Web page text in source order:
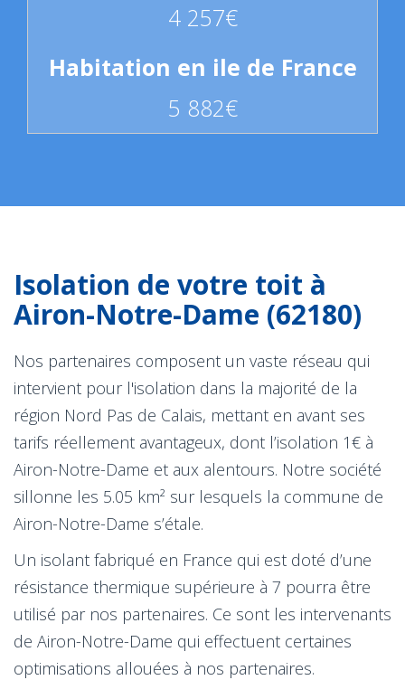
4 257€
5 882€
Isolation de votre toit à
Airon-Notre-Dame (62180)
Nos partenaires composent un vaste réseau qui
intervient pour l'isolation dans la majorité de la
région Nord Pas de Calais, mettant en avant ses
tarifs réellement avantageux, dont l’isolation 1€ à
Airon-Notre-Dame et aux alentours. Notre société
sillonne les 5.05 km² sur lesquels la commune de
Airon-Notre-Dame s’étale.
Un isolant fabriqué en France qui est doté d’une
résistance thermique supérieure à 7 pourra être
utilisé par nos partenaires. Ce sont les intervenants
de Airon-Notre-Dame qui effectuent certaines
optimisations allouées à nos partenaires.